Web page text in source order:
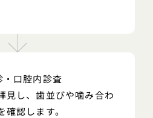
・口腔内診査
見し、歯並びや噛み合わ
認します。